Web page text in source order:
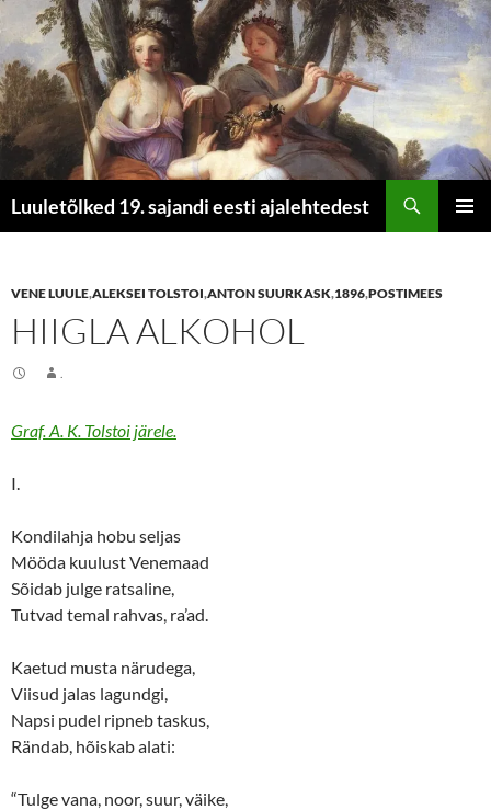
Luuletõlked 19. sajandi eesti ajalehtedest
VENE LUULE,ALEKSEI TOLSTOI,ANTON SUURKASK,1896,POSTIMEES
HIIGLA ALKOHOL
Graf. A. K. Tolstoi järele.
I.
Kondilahja hobu seljas
Mööda kuulust Venemaad
Sõidab julge ratsaline,
Tutvad temal rahvas, ra’ad.
Kaetud musta närudega,
Viisud jalas lagundgi,
Napsi pudel ripneb taskus,
Rändab, hõiskab alati:
“Tulge vana, noor, suur, väike,